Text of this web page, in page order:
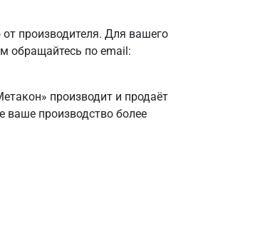
производителя. Для вашего
обращайтесь по email:
производит и продаёт
ваше производство более